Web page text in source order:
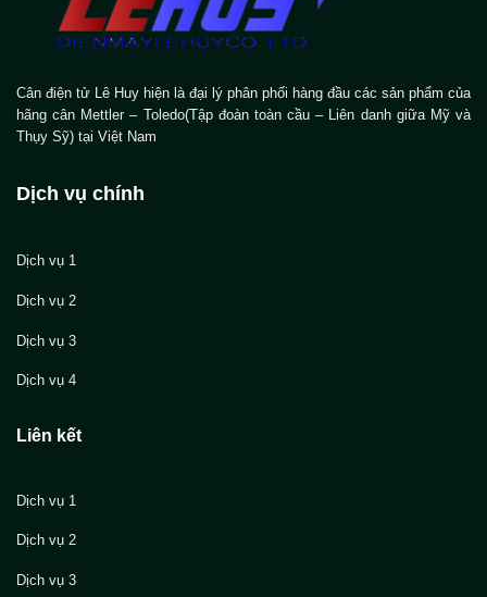
Cân điện tử Lê Huy hiện là đại lý phân phối hàng đầu các sản phẩm của
hãng cân Mettler – Toledo(Tập đoàn toàn cầu – Liên danh giữa Mỹ và
Thụy Sỹ) tại Việt Nam
Dịch vụ chính
Dịch vụ 1
Dịch vụ 2
Dịch vụ 3
Dịch vụ 4
Liên kết
Dịch vụ 1
Dịch vụ 2
Dịch vụ 3